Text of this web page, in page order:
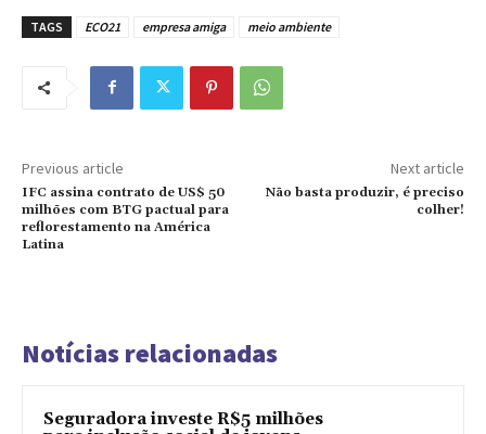
TAGS ECO21 empresa amiga meio ambiente
Previous article
IFC assina contrato de US$ 50
milhões com BTG pactual para
reflorestamento na América
Latina
Next article
Não basta produzir, é preciso
colher!
Notícias relacionadas
Seguradora investe R$5 milhões